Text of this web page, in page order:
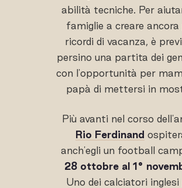
abilità tecniche. Per
famiglie a creare ancora
ricordi di vacanza, è
persino una partita dei
con l'opportunità per
papà di mettersi in
Più avanti nel corso
Rio Ferdinand
anch'egli un football
28 ottobre al 1°
Uno dei calciatori inglesi